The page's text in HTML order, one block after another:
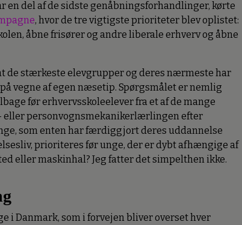
en del af de sidste genåbningsforhandlinger, kørte
, hvor de tre vigtigste prioriteter blev oplistet:
åbne frisører og andre liberale erhverv og åbne
de stærkeste elevgrupper og deres nærmeste har
vegne af egen næsetip. Spørgsmålet er nemlig
før erhvervsskoleelever fra et af de mange
eller personvognsmekanikerlærlingen efter
som enten har færdiggjort deres uddannelse
prioriteres før unge, der er dybt afhængige af
eller maskinhal? Jeg fatter det simpelthen ikke.
i Danmark, som i forvejen bliver overset hver